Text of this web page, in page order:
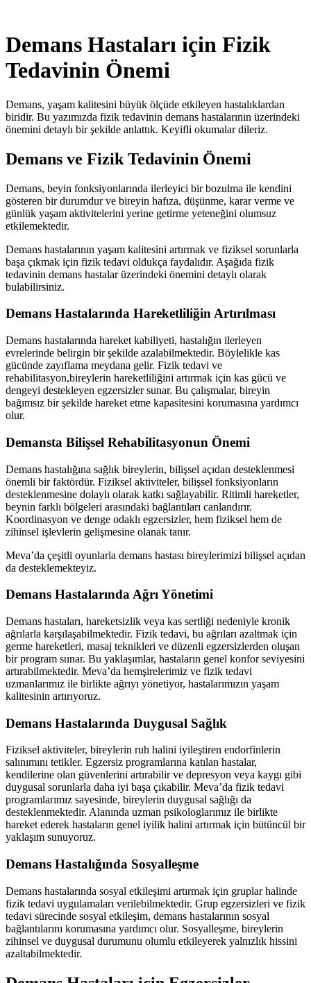
Demans Hastaları için Fizik
Tedavinin Önemi
Demans, yaşam kalitesini büyük ölçüde etkileyen hastalıklardan
biridir. Bu yazımızda fizik tedavinin demans hastalarının üzerindeki
önemini detaylı bir şekilde anlattık. Keyifli okumalar dileriz.
Demans ve Fizik Tedavinin Önemi
Demans, beyin fonksiyonlarında ilerleyici bir bozulma ile kendini
gösteren bir durumdur ve bireyin hafıza, düşünme, karar verme ve
günlük yaşam aktivitelerini yerine getirme yeteneğini olumsuz
etkilemektedir.
Demans hastalarının yaşam kalitesini artırmak ve fiziksel sorunlarla
başa çıkmak için fizik tedavi oldukça faydalıdır. Aşağıda fizik
tedavinin demans hastalar üzerindeki önemini detaylı olarak
bulabilirsiniz.
Demans Hastalarında Hareketliliğin Artırılması
Demans hastalarında hareket kabiliyeti, hastalığın ilerleyen
evrelerinde belirgin bir şekilde azalabilmektedir. Böylelikle kas
gücünde zayıflama meydana gelir. Fizik tedavi ve
rehabilitasyon,bireylerin hareketliliğini artırmak için kas gücü ve
dengeyi destekleyen egzersizler sunar. Bu çalışmalar, bireyin
bağımsız bir şekilde hareket etme kapasitesini korumasına yardımcı
olur.
Demansta Bilişsel Rehabilitasyonun Önemi
Demans hastalığına sağlık bireylerin, bilişsel açıdan desteklenmesi
önemli bir faktördür. Fiziksel aktiviteler, bilişsel fonksiyonların
desteklenmesine dolaylı olarak katkı sağlayabilir. Ritimli hareketler,
beynin farklı bölgeleri arasındaki bağlantıları canlandırır.
Koordinasyon ve denge odaklı egzersizler, hem fiziksel hem de
zihinsel işlevlerin gelişmesine olanak tanır.
Meva’da çeşitli oyunlarla demans hastası bireylerimizi bilişsel açıdan
da desteklemekteyiz.
Demans Hastalarında Ağrı Yönetimi
Demans hastaları, hareketsizlik veya kas sertliği nedeniyle kronik
ağrılarla karşılaşabilmektedir. Fizik tedavi, bu ağrıları azaltmak için
germe hareketleri, masaj teknikleri ve düzenli egzersizlerden oluşan
bir program sunar. Bu yaklaşımlar, hastaların genel konfor seviyesini
artırabilmektedir. Meva’da hemşirelerimiz ve fizik tedavi
uzmanlarımız ile birlikte ağrıyı yönetiyor, hastalarımızın yaşam
kalitesinin artırıyoruz.
Demans Hastalarında Duygusal Sağlık
Fiziksel aktiviteler, bireylerin ruh halini iyileştiren endorfinlerin
salınımını tetikler. Egzersiz programlarına katılan hastalar,
kendilerine olan güvenlerini artırabilir ve depresyon veya kaygı gibi
duygusal sorunlarla daha iyi başa çıkabilir. Meva’da fizik tedavi
programlarımız sayesinde, bireylerin duygusal sağlığı da
desteklenmektedir. Alanında uzman psikologlarımız ile birlikte
hareket ederek hastaların genel iyilik halini artırmak için bütüncül bir
yaklaşım sunuyoruz.
Demans Hastalığında Sosyalleşme
Demans hastalarında sosyal etkileşimi artırmak için gruplar halinde
fizik tedavi uygulamaları verilebilmektedir. Grup egzersizleri ve fizik
tedavi sürecinde sosyal etkileşim, demans hastalarının sosyal
bağlantılarını korumasına yardımcı olur. Sosyalleşme, bireylerin
zihinsel ve duygusal durumunu olumlu etkileyerek yalnızlık hissini
azaltabilmektedir.